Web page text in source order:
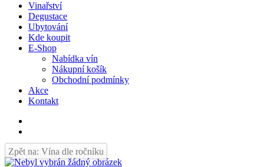
Vinařství
Degustace
Ubytování
Kde koupit
E-Shop
Nabídka vín
Nákupní košík
Obchodní podmínky
Akce
Kontakt
Zpět na: Vína dle ročníku